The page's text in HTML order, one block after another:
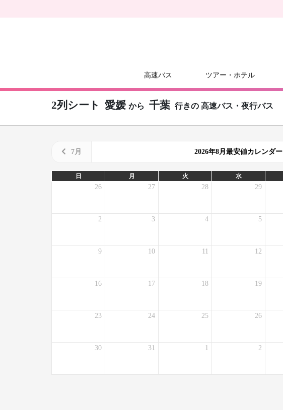
高速バス ツアー・ホテル
2列シート 愛媛 から 千葉 行きの 高速バス・夜行バス
7月 2026年8月最安値カレンダー
日 月 火 水
26 27 28 29
2 3 4 5
9 10 11 12
16 17 18 19
23 24 25 26
30 31 1 2